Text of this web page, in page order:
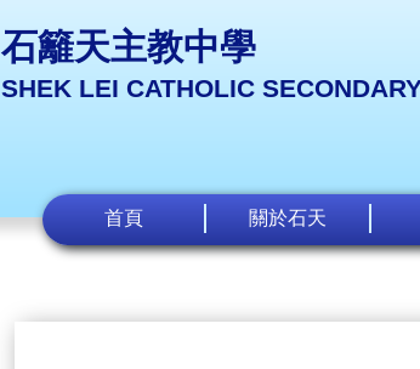
石籬天主教中學
SHEK LEI CATHOLIC
首頁 關於石天